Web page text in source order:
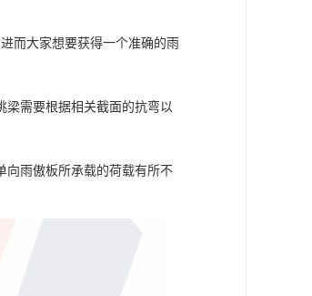
而大家想要获得一个准确的雨
梁需要根据相关截面的抗弯以
向雨傲板所承载的荷载有所不